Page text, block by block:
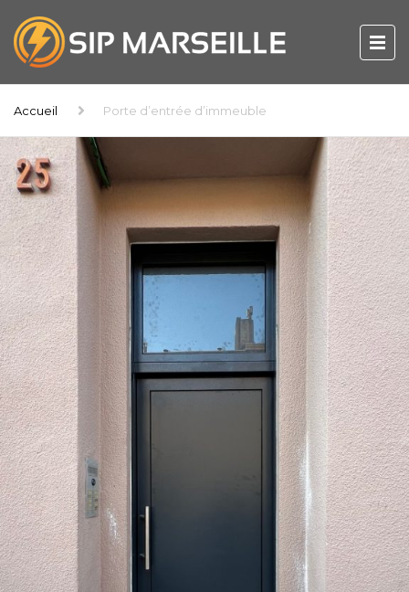
Accueil Porte d’entrée d’immeuble